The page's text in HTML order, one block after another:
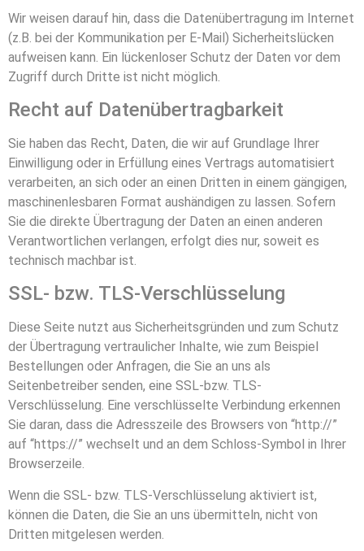
Wir weisen darauf hin, dass die Datenübertragung im Internet
(z.B. bei der Kommunikation per E-Mail) Sicherheitslücken
aufweisen kann. Ein lückenloser Schutz der Daten vor dem
Zugriff durch Dritte ist nicht möglich.
Recht auf Datenübertragbarkeit
Sie haben das Recht, Daten, die wir auf Grundlage Ihrer
Einwilligung oder in Erfüllung eines Vertrags automatisiert
verarbeiten, an sich oder an einen Dritten in einem gängigen,
maschinenlesbaren Format aushändigen zu lassen. Sofern
Sie die direkte Übertragung der Daten an einen anderen
Verantwortlichen verlangen, erfolgt dies nur, soweit es
technisch machbar ist.
SSL- bzw. TLS-Verschlüsselung
Diese Seite nutzt aus Sicherheitsgründen und zum Schutz
der Übertragung vertraulicher Inhalte, wie zum Beispiel
Bestellungen oder Anfragen, die Sie an uns als
Seitenbetreiber senden, eine SSL-bzw. TLS-
Verschlüsselung. Eine verschlüsselte Verbindung erkennen
Sie daran, dass die Adresszeile des Browsers von “http://”
auf “https://” wechselt und an dem Schloss-Symbol in Ihrer
Browserzeile.
Wenn die SSL- bzw. TLS-Verschlüsselung aktiviert ist,
können die Daten, die Sie an uns übermitteln, nicht von
Dritten mitgelesen werden.